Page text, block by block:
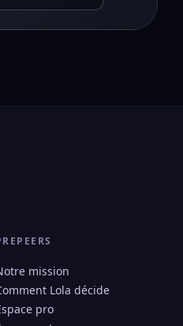
mission
Lola décide
pro